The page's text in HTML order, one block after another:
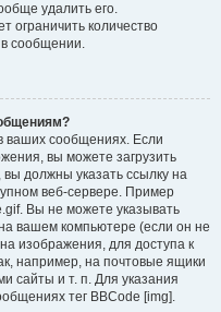
удалить его.
ограничить количество
в сообщении.
ваших сообщениях. Если
вы можете загрузить
должны указать ссылку на
веб-сервере. Пример
Вы не можете указывать
вашем компьютере (если он не
изображения, для доступа к
например, на почтовые ящики
сайты и т. п. Для указания
тег BBCode [img].